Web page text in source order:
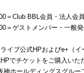
＝Club BBL会員・法人会
＝ゲストメンバー・一般
イブ公式HPおよびe+（イ
でチケットをご購入い
神ホールディングスグルー